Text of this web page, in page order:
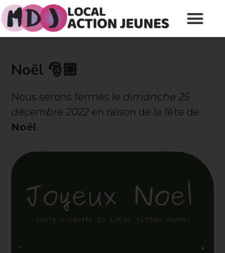
Noël 🎅🏼
Nous serons fermés le dimanche 25
décembre 2022 en raison de la fête de
Noël.